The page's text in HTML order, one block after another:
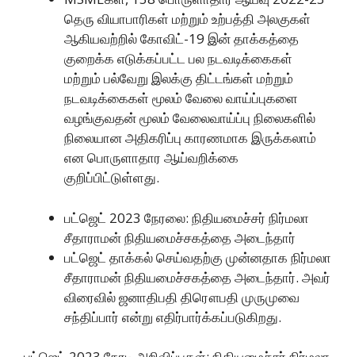
தெரு வியாபாரிகள் மற்றும் உற்பத்தி அலகுகள்
ஆகியவற்றில் கோவிட்-19 இன் தாக்கத்தை
குறைக்க எடுக்கப்பட்ட பல நடவடிக்கைகள்
மற்றும் பல்வேறு இலக்கு திட்டங்கள் மற்றும்
நடவடிக்கைகள் மூலம் வேலை வாய்ப்புகளை
வழங்குவதன் மூலம் வேலைவாய்ப்பு நிலைகளில்
நிலையான அதிகரிப்பு காரணமாக இருக்கலாம்
என பொருளாதார ஆய்வறிக்கை
குறிப்பிட்டுள்ளது.
பட்ஜெட் 2023 நேரலை: நிதியமைச்சர் நிர்மலா
சீதாராமன் நிதியமைச்சகத்தை அடைந்தார்
பட்ஜெட் தாக்கல் செய்வதற்கு முன்னதாக நிர்மலா
சீதாராமன் நிதியமைச்சகத்தை அடைந்தார். அவர்
விரைவில் ஜனாதிபதி திரௌபதி முருமுவை
சந்திப்பார் என்று எதிர்பார்க்கப்படுகிறது.